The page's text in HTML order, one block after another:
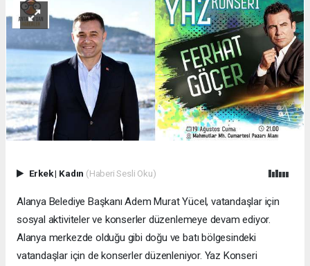
Erkek| Kadın (Haberi Sesli Oku)
Alanya Belediye Başkanı Adem Murat Yücel, vatandaşlar için
sosyal aktiviteler ve konserler düzenlemeye devam ediyor.
Alanya merkezde olduğu gibi doğu ve batı bölgesindeki
vatandaşlar için de konserler düzenleniyor. Yaz Konseri